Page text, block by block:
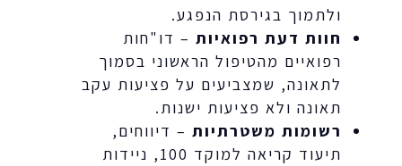
ולתמוך בגירסת הנפגע.
חוות דעת רפואיות – דו"חות
רפואיים מהטיפול הראשוני בסמוך
לתאונה, שמצביעים על פציעות עקב
תאונה ולא פציעות ישנות.
רשומות משטרתיות – דיווחים,
תיעוד קריאה למוקד 100, ניידות